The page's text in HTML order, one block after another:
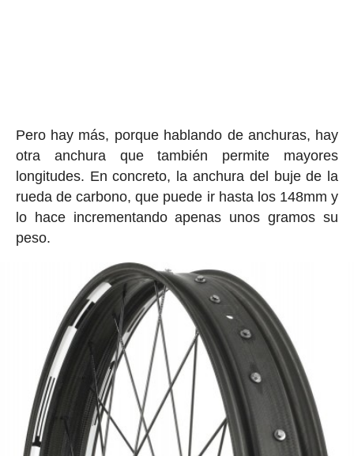
Pero hay más, porque hablando de anchuras, hay
otra anchura que también permite mayores
longitudes. En concreto, la anchura del buje de la
rueda de carbono, que puede ir hasta los 148mm y
lo hace incrementando apenas unos gramos su
peso.